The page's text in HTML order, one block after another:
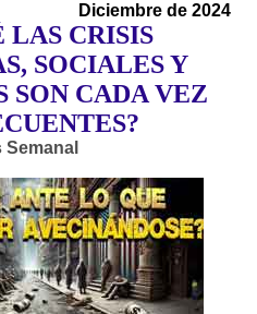
Diciembre de 2024
LAS CRISIS
SOCIALES Y
SON CADA VEZ
Semanal